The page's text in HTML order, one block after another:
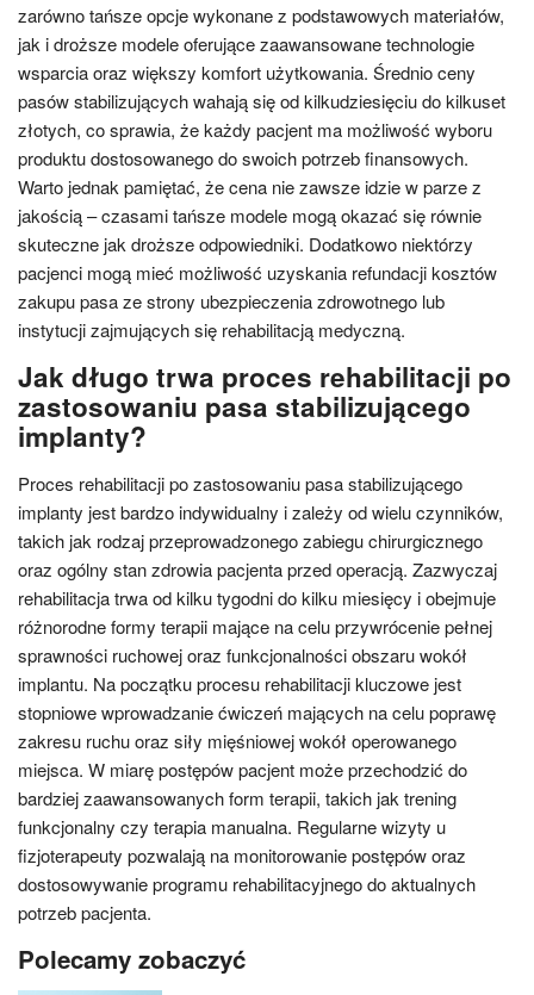
zarówno tańsze opcje wykonane z podstawowych materiałów,
jak i droższe modele oferujące zaawansowane technologie
wsparcia oraz większy komfort użytkowania. Średnio ceny
pasów stabilizujących wahają się od kilkudziesięciu do kilkuset
złotych, co sprawia, że każdy pacjent ma możliwość wyboru
produktu dostosowanego do swoich potrzeb finansowych.
Warto jednak pamiętać, że cena nie zawsze idzie w parze z
jakością – czasami tańsze modele mogą okazać się równie
skuteczne jak droższe odpowiedniki. Dodatkowo niektórzy
pacjenci mogą mieć możliwość uzyskania refundacji kosztów
zakupu pasa ze strony ubezpieczenia zdrowotnego lub
instytucji zajmujących się rehabilitacją medyczną.
Jak długo trwa proces rehabilitacji po
zastosowaniu pasa stabilizującego
implanty?
Proces rehabilitacji po zastosowaniu pasa stabilizującego
implanty jest bardzo indywidualny i zależy od wielu czynników,
takich jak rodzaj przeprowadzonego zabiegu chirurgicznego
oraz ogólny stan zdrowia pacjenta przed operacją. Zazwyczaj
rehabilitacja trwa od kilku tygodni do kilku miesięcy i obejmuje
różnorodne formy terapii mające na celu przywrócenie pełnej
sprawności ruchowej oraz funkcjonalności obszaru wokół
implantu. Na początku procesu rehabilitacji kluczowe jest
stopniowe wprowadzanie ćwiczeń mających na celu poprawę
zakresu ruchu oraz siły mięśniowej wokół operowanego
miejsca. W miarę postępów pacjent może przechodzić do
bardziej zaawansowanych form terapii, takich jak trening
funkcjonalny czy terapia manualna. Regularne wizyty u
fizjoterapeuty pozwalają na monitorowanie postępów oraz
dostosowywanie programu rehabilitacyjnego do aktualnych
potrzeb pacjenta.
Polecamy zobaczyć